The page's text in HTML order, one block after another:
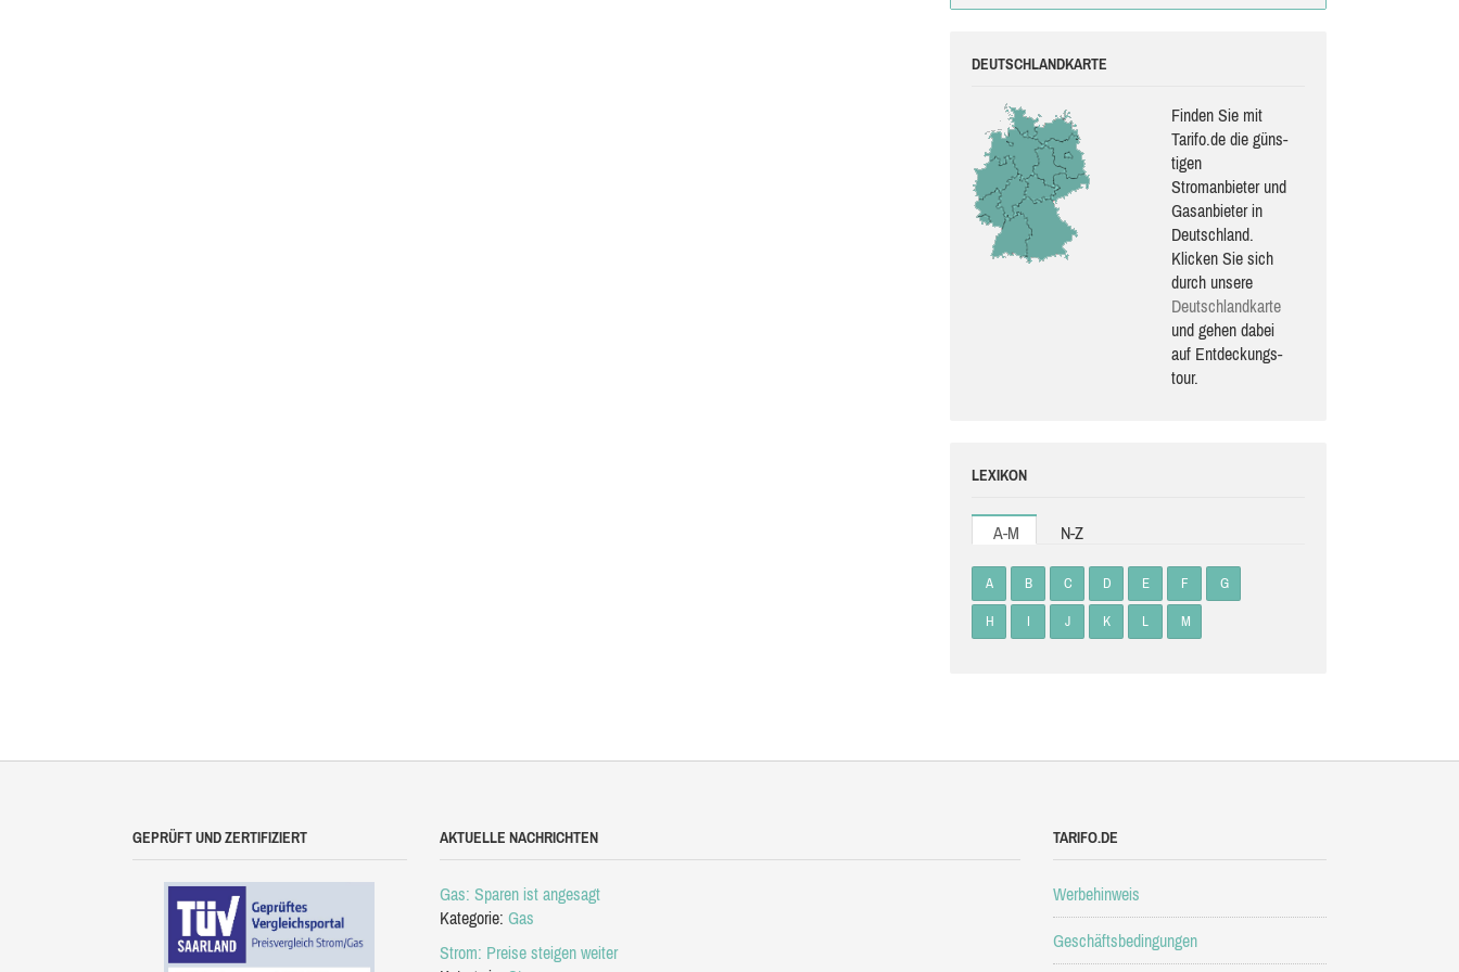
DEUTSCHLANDKARTE
Finden Sie mit
Tarifo.de die güns­
ti­gen
Stromanbieter und
Gasanbieter in
Deutschland.
Klicken Sie sich
durch unsere
Deutsch­land­karte
und gehen dabei
auf Ent­de­ckungs­
tour.
LEXIKON
A-M N-Z
A B C D E F G
H I J K L M
GEPRÜFT UND ZERTIFIZIERT AKTUELLE NACHRICHTEN
Gas: Sparen ist angesagt
Kategorie: Gas
Strom: Preise steigen weiter
TARIFO.DE
Werbehinweis
Geschäftsbedingungen